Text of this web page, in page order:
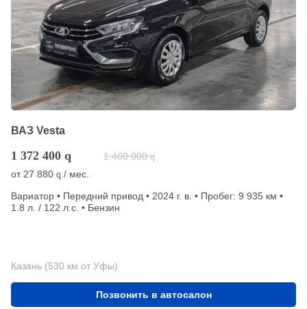
ВАЗ Vesta
1 372 400 q 1 460 000 q
от 27 880 q / мес.
Вариатор • Передний привод • 2024 г. в. • Пробег: 9 935 км •
1.8 л. / 122 л.с. • Бензин
Казань (530 км от Уфы)
Позвонить в автосалон